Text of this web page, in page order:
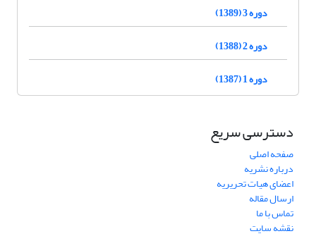
دوره 3 (1389)
دوره 2 (1388)
دوره 1 (1387)
دسترسی سریع
صفحه اصلی
درباره نشریه
اعضای هیات تحریریه
ارسال مقاله
تماس با ما
نقشه سایت